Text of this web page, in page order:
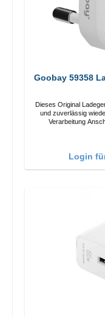
Goobay 59358
Dieses Original
und zuverlässig wieder
Login